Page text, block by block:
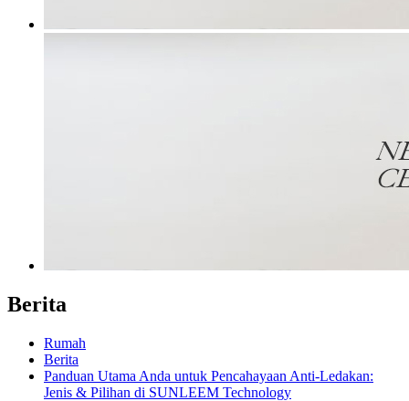
Berita
Rumah
Berita
Panduan Utama Anda untuk Pencahayaan Anti-Ledakan:
Jenis & Pilihan di SUNLEEM Technology